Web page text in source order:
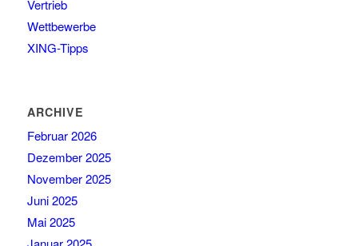
Vertrieb
Wettbewerbe
XING-Tipps
ARCHIVE
Februar 2026
Dezember 2025
November 2025
Juni 2025
Mai 2025